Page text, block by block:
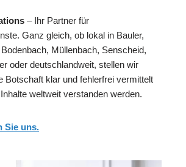
– Ihr Partner für
Ganz gleich, ob lokal in Bauler,
Müllenbach, Senscheid,
oder deutschlandweit, stellen wir
Botschaft klar und fehlerfrei vermittelt
weltweit verstanden werden.
Sie uns.